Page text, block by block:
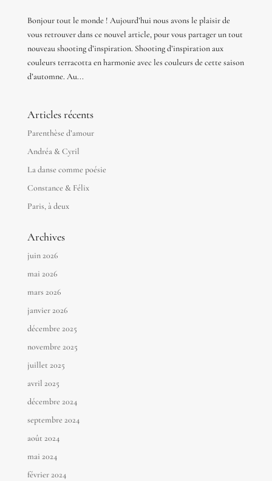
Bonjour tout le monde ! Aujourd’hui nous avons le plaisir de
vous retrouver dans ce nouvel article, pour vous partager un tout
nouveau shooting d’inspiration. Shooting d’inspiration aux
couleurs terracotta en harmonie avec les couleurs de cette saison
d’automne. Au...
Articles récents
Parenthèse d’amour
Andréa & Cyril
La danse comme poésie
Constance & Félix
Paris, à deux
Archives
juin 2026
mai 2026
mars 2026
janvier 2026
décembre 2025
novembre 2025
juillet 2025
avril 2025
décembre 2024
septembre 2024
août 2024
mai 2024
février 2024